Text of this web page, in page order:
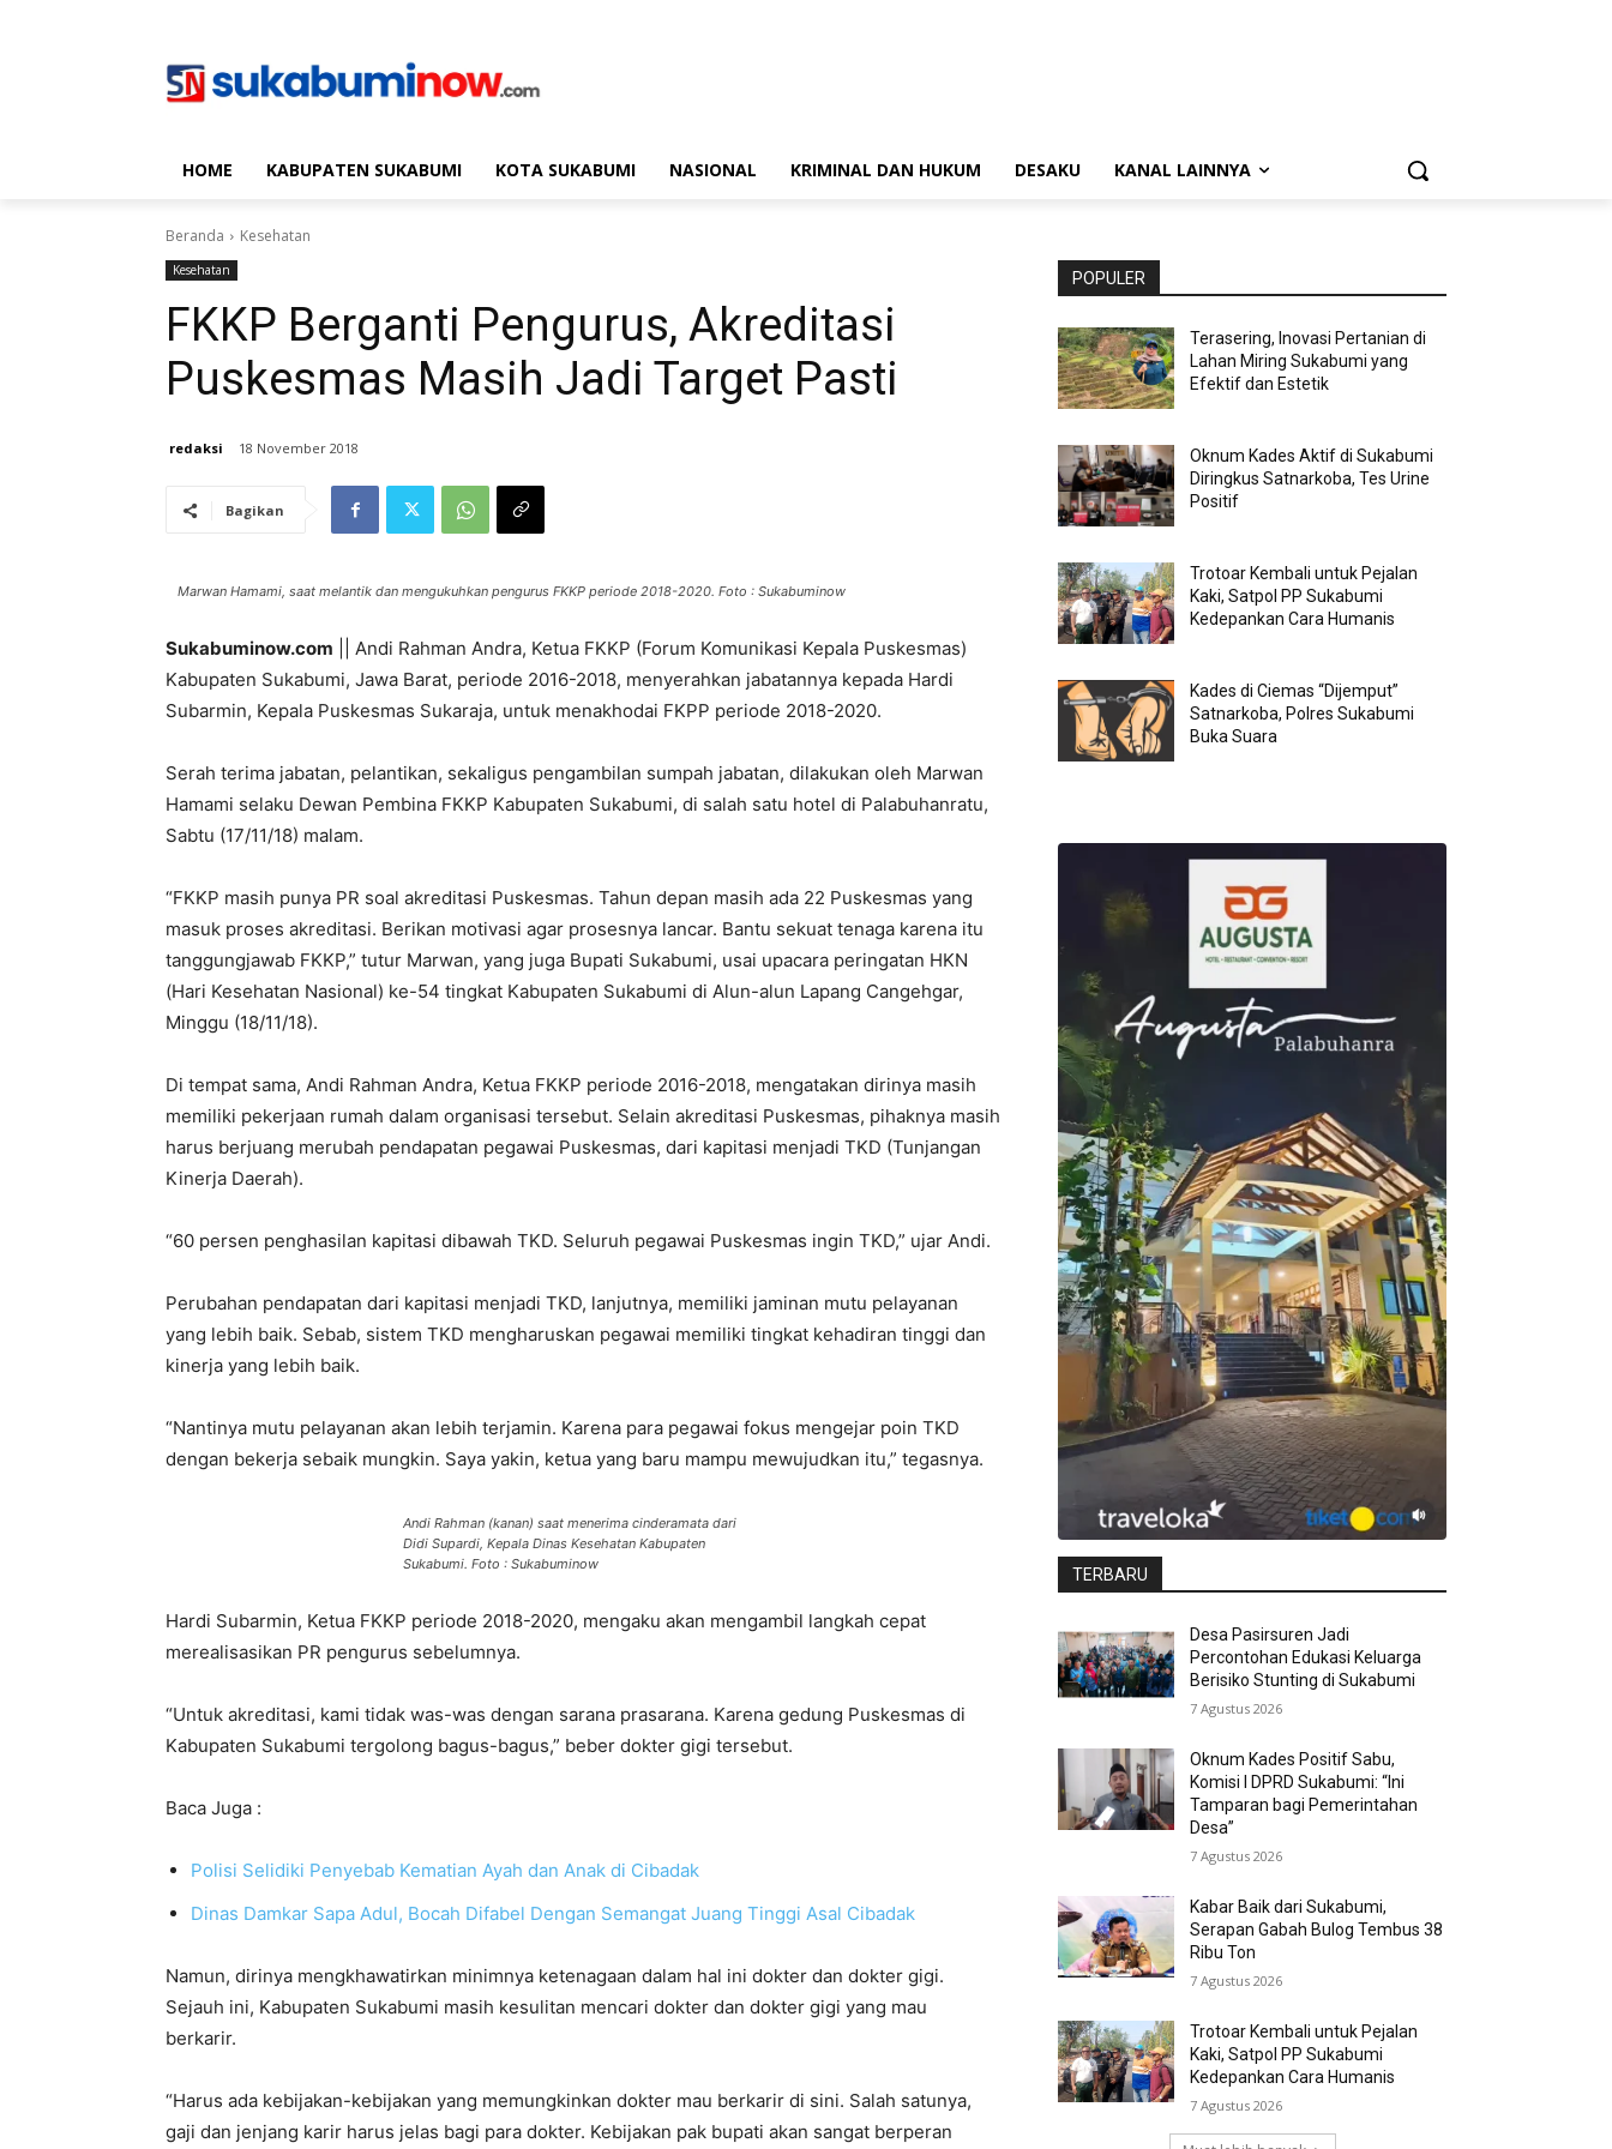
HOME KABUPATEN SUKABUMI KOTA SUKABUMI NASIONAL KRIMINAL DAN HUKUM DESAKU KANAL LAINNYA
Beranda Kesehatan
Kesehatan
FKKP Berganti Pengurus, Akreditasi
Puskesmas Masih Jadi Target Pasti
redaksi 18 November 2018
Bagikan
Marwan Hamami, saat melantik dan mengukuhkan pengurus FKKP periode 2018-2020. Foto : Sukabuminow
Sukabuminow.com || Andi Rahman Andra, Ketua FKKP (Forum Komunikasi Kepala Puskesmas)
Kabupaten Sukabumi, Jawa Barat, periode 2016-2018, menyerahkan jabatannya kepada Hardi
Subarmin, Kepala Puskesmas Sukaraja, untuk menakhodai FKPP periode 2018-2020.
Serah terima jabatan, pelantikan, sekaligus pengambilan sumpah jabatan, dilakukan oleh Marwan
Hamami selaku Dewan Pembina FKKP Kabupaten Sukabumi, di salah satu hotel di Palabuhanratu,
Sabtu (17/11/18) malam.
“FKKP masih punya PR soal akreditasi Puskesmas. Tahun depan masih ada 22 Puskesmas yang
masuk proses akreditasi. Berikan motivasi agar prosesnya lancar. Bantu sekuat tenaga karena itu
tanggungjawab FKKP,” tutur Marwan, yang juga Bupati Sukabumi, usai upacara peringatan HKN
(Hari Kesehatan Nasional) ke-54 tingkat Kabupaten Sukabumi di Alun-alun Lapang Cangehgar,
Minggu (18/11/18).
Di tempat sama, Andi Rahman Andra, Ketua FKKP periode 2016-2018, mengatakan dirinya masih
memiliki pekerjaan rumah dalam organisasi tersebut. Selain akreditasi Puskesmas, pihaknya masih
harus berjuang merubah pendapatan pegawai Puskesmas, dari kapitasi menjadi TKD (Tunjangan
Kinerja Daerah).
“60 persen penghasilan kapitasi dibawah TKD. Seluruh pegawai Puskesmas ingin TKD,” ujar Andi.
Perubahan pendapatan dari kapitasi menjadi TKD, lanjutnya, memiliki jaminan mutu pelayanan
yang lebih baik. Sebab, sistem TKD mengharuskan pegawai memiliki tingkat kehadiran tinggi dan
kinerja yang lebih baik.
“Nantinya mutu pelayanan akan lebih terjamin. Karena para pegawai fokus mengejar poin TKD
dengan bekerja sebaik mungkin. Saya yakin, ketua yang baru mampu mewujudkan itu,” tegasnya.
Andi Rahman (kanan) saat menerima cinderamata dari
Didi Supardi, Kepala Dinas Kesehatan Kabupaten
Sukabumi. Foto : Sukabuminow
Hardi Subarmin, Ketua FKKP periode 2018-2020, mengaku akan mengambil langkah cepat
merealisasikan PR pengurus sebelumnya.
“Untuk akreditasi, kami tidak was-was dengan sarana prasarana. Karena gedung Puskesmas di
Kabupaten Sukabumi tergolong bagus-bagus,” beber dokter gigi tersebut.
Baca Juga :
Polisi Selidiki Penyebab Kematian Ayah dan Anak di Cibadak
Dinas Damkar Sapa Adul, Bocah Difabel Dengan Semangat Juang Tinggi Asal Cibadak
Namun, dirinya mengkhawatirkan minimnya ketenagaan dalam hal ini dokter dan dokter gigi.
Sejauh ini, Kabupaten Sukabumi masih kesulitan mencari dokter dan dokter gigi yang mau
berkarir.
“Harus ada kebijakan-kebijakan yang memungkinkan dokter mau berkarir di sini. Salah satunya,
gaji dan jenjang karir harus jelas bagi para dokter. Kebijakan pak bupati akan sangat berperan
POPULER
Terasering, Inovasi Pertanian di
Lahan Miring Sukabumi yang
Efektif dan Estetik
Oknum Kades Aktif di Sukabumi
Diringkus Satnarkoba, Tes Urine
Positif
Trotoar Kembali untuk Pejalan
Kaki, Satpol PP Sukabumi
Kedepankan Cara Humanis
Kades di Ciemas “Dijemput”
Satnarkoba, Polres Sukabumi
Buka Suara
TERBARU
Desa Pasirsuren Jadi
Percontohan Edukasi Keluarga
Berisiko Stunting di Sukabumi
7 Agustus 2026
Oknum Kades Positif Sabu,
Komisi I DPRD Sukabumi: “Ini
Tamparan bagi Pemerintahan
Desa”
7 Agustus 2026
Kabar Baik dari Sukabumi,
Serapan Gabah Bulog Tembus 38
Ribu Ton
7 Agustus 2026
Trotoar Kembali untuk Pejalan
Kaki, Satpol PP Sukabumi
Kedepankan Cara Humanis
7 Agustus 2026